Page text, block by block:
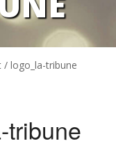
/ logo_la-tribune
tribune